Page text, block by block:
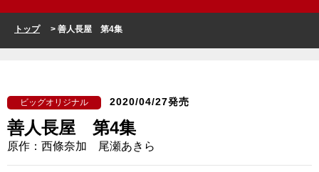
トップ> 善人長屋 第4集
ビッグオリジナル 2020/04/27発売
善人長屋 第4集
原作：西條奈加 尾瀬あきら